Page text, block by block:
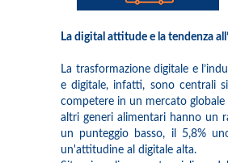
La digital attitude e la tendenza
La trasformazione digitale e
e digitale, infatti, sono centrali
competere in un mercato
altri generi alimentari hanno un
un punteggio basso, il 5,8%
un'attitudine al digitale alta.